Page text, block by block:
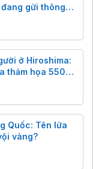
gửi thông
sân bay?
ở Hiroshima:
thảm họa 5500
Quốc: Tên lửa
vàng?